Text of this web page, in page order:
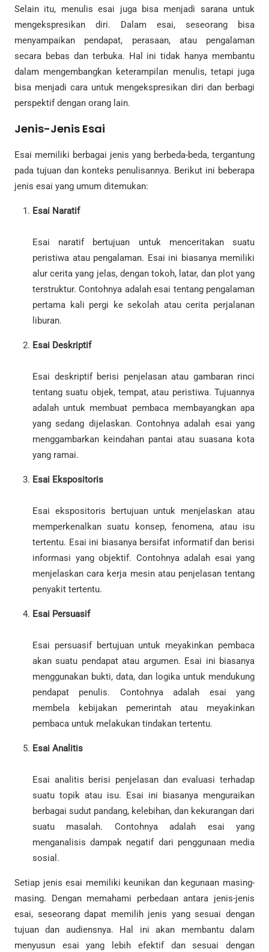
Selain itu, menulis esai juga bisa menjadi sarana untuk
mengekspresikan diri. Dalam esai, seseorang bisa
menyampaikan pendapat, perasaan, atau pengalaman
secara bebas dan terbuka. Hal ini tidak hanya membantu
dalam mengembangkan keterampilan menulis, tetapi juga
bisa menjadi cara untuk mengekspresikan diri dan berbagi
perspektif dengan orang lain.
Jenis-Jenis Esai
Esai memiliki berbagai jenis yang berbeda-beda, tergantung
pada tujuan dan konteks penulisannya. Berikut ini beberapa
jenis esai yang umum ditemukan:
Esai Naratif
Esai naratif bertujuan untuk menceritakan suatu
peristiwa atau pengalaman. Esai ini biasanya memiliki
alur cerita yang jelas, dengan tokoh, latar, dan plot yang
terstruktur. Contohnya adalah esai tentang pengalaman
pertama kali pergi ke sekolah atau cerita perjalanan
liburan.
Esai Deskriptif
Esai deskriptif berisi penjelasan atau gambaran rinci
tentang suatu objek, tempat, atau peristiwa. Tujuannya
adalah untuk membuat pembaca membayangkan apa
yang sedang dijelaskan. Contohnya adalah esai yang
menggambarkan keindahan pantai atau suasana kota
yang ramai.
Esai Ekspositoris
Esai ekspositoris bertujuan untuk menjelaskan atau
memperkenalkan suatu konsep, fenomena, atau isu
tertentu. Esai ini biasanya bersifat informatif dan berisi
informasi yang objektif. Contohnya adalah esai yang
menjelaskan cara kerja mesin atau penjelasan tentang
penyakit tertentu.
Esai Persuasif
Esai persuasif bertujuan untuk meyakinkan pembaca
akan suatu pendapat atau argumen. Esai ini biasanya
menggunakan bukti, data, dan logika untuk mendukung
pendapat penulis. Contohnya adalah esai yang
membela kebijakan pemerintah atau meyakinkan
pembaca untuk melakukan tindakan tertentu.
Esai Analitis
Esai analitis berisi penjelasan dan evaluasi terhadap
suatu topik atau isu. Esai ini biasanya menguraikan
berbagai sudut pandang, kelebihan, dan kekurangan dari
suatu masalah. Contohnya adalah esai yang
menganalisis dampak negatif dari penggunaan media
sosial.
Setiap jenis esai memiliki keunikan dan kegunaan masing-
masing. Dengan memahami perbedaan antara jenis-jenis
esai, seseorang dapat memilih jenis yang sesuai dengan
tujuan dan audiensnya. Hal ini akan membantu dalam
menyusun esai yang lebih efektif dan sesuai dengan